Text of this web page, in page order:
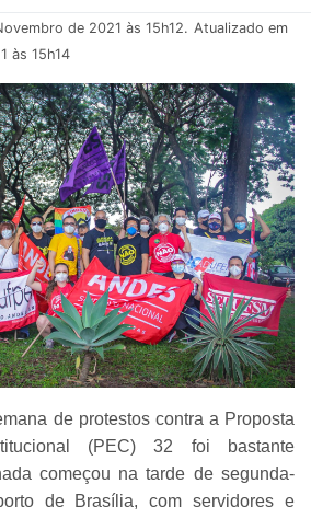
de 2021 às 15h12. Atualizado em
às 15h14
de protestos contra a Proposta
(PEC) 32 foi bastante
começou na tarde de segunda-
de Brasília, com servidores e